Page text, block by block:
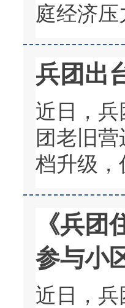
庭经济压
兵团出
近日，兵
团老旧
档升级，
《兵
参与小
近日，